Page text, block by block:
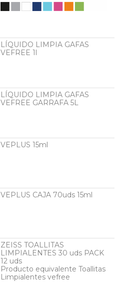
LÍQUIDO LIMPIA GAFAS
VEFREE 1l
LÍQUIDO LIMPIA GAFAS
VEFREE GARRAFA 5L
VEPLUS 15ml
VEPLUS CAJA 70uds 15ml
ZEISS TOALLITAS
LIMPIALENTES 30 uds PACK
12 uds
Producto equivalente Toallitas
Limpialentes vefree